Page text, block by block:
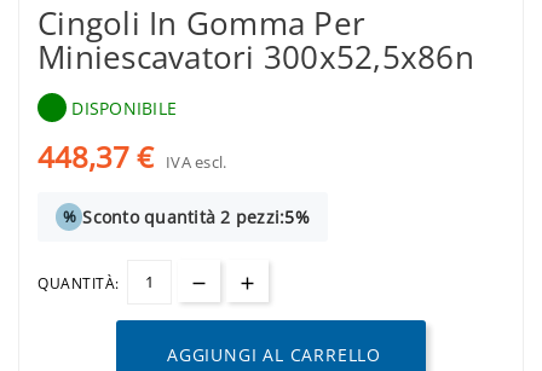
Cingoli In Gomma Per
Miniescavatori 300x52,5x86n
DISPONIBILE
448,37 € IVA escl.
% Sconto quantità 2 pezzi:5%
QUANTITÀ:
AGGIUNGI AL CARRELLO